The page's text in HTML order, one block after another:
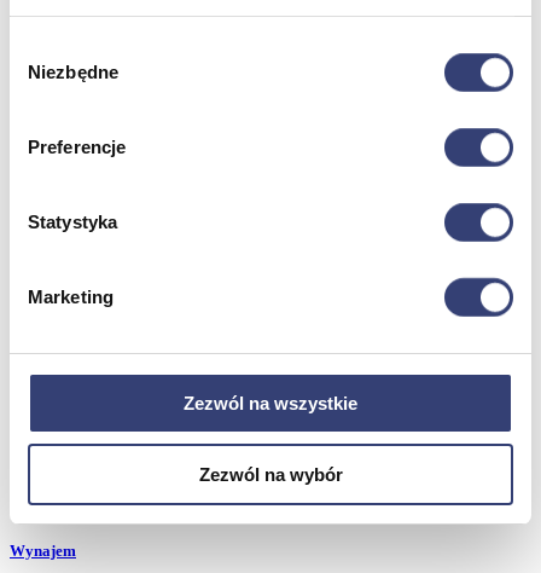
zgody
Niezbędne
Preferencje
Statystyka
Marketing
Zezwól na wszystkie
Zezwól na wybór
Parawany
Spa & Wellness
Fotele do masażu
Zobacz wszystko
Dofinansowania
Wynajem